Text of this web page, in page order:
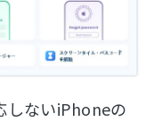
しないiPhoneの